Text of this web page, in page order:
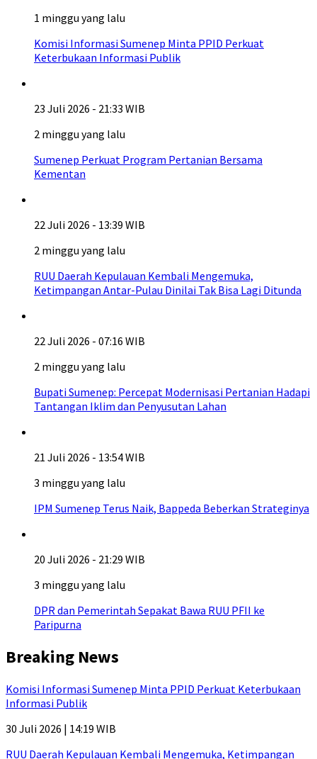
1 minggu yang lalu
Komisi Informasi Sumenep Minta PPID Perkuat
Keterbukaan Informasi Publik
23 Juli 2026 - 21:33 WIB
2 minggu yang lalu
Sumenep Perkuat Program Pertanian Bersama
Kementan
22 Juli 2026 - 13:39 WIB
2 minggu yang lalu
RUU Daerah Kepulauan Kembali Mengemuka,
Ketimpangan Antar-Pulau Dinilai Tak Bisa Lagi Ditunda
22 Juli 2026 - 07:16 WIB
2 minggu yang lalu
Bupati Sumenep: Percepat Modernisasi Pertanian Hadapi
Tantangan Iklim dan Penyusutan Lahan
21 Juli 2026 - 13:54 WIB
3 minggu yang lalu
IPM Sumenep Terus Naik, Bappeda Beberkan Strateginya
20 Juli 2026 - 21:29 WIB
3 minggu yang lalu
DPR dan Pemerintah Sepakat Bawa RUU PFII ke
Paripurna
Breaking News
Komisi Informasi Sumenep Minta PPID Perkuat Keterbukaan
Informasi Publik
30 Juli 2026 | 14:19 WIB
RUU Daerah Kepulauan Kembali Mengemuka, Ketimpangan